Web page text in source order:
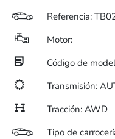
Referencia:
Motor:
Código de
Transmisión:
Tracción: AWD
Tipo de